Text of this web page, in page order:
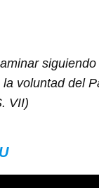
voluntad del
VII)